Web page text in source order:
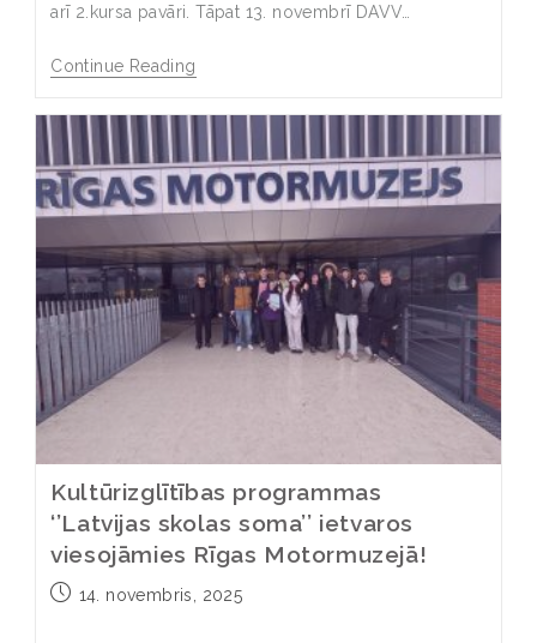
arī 2.kursa pavāri. Tāpat 13. novembrī DAVV…
Continue Reading
Kultūrizglītības programmas
‘’Latvijas skolas soma’’ ietvaros
viesojāmies Rīgas Motormuzejā!
14. novembris, 2025